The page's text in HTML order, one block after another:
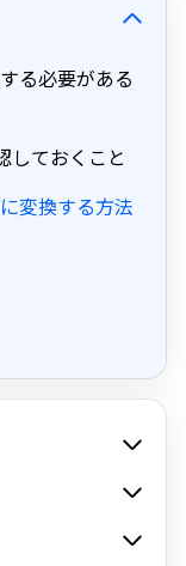
る必要がある
しておくこと
変換する方法